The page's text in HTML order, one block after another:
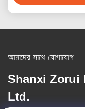
আমাদের সাথে যোগাযোগ
Shanxi Zorui
Ltd.